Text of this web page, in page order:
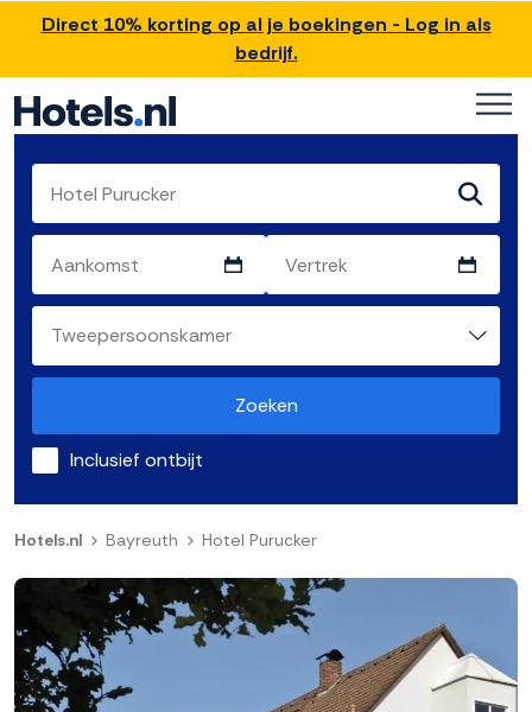
Direct 10% korting op al je boekingen - Log in als
bedrijf.
Zoeken
Inclusief ontbijt
Hotels.nl Bayreuth Hotel Purucker